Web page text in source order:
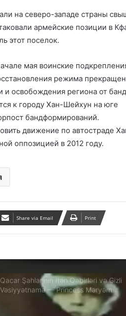
на северо-западе страны
армейские позиции в
этот поселок.
мая воинские
режима
и освобождения региона от банд
к городу Хан-Шейхун на юге
бандформирований.
движение по автостраде
оппозицией в 2012 году.
Share via Email Print
biganəlik faktları çoxalır
Milli Təhlükəsizlik Şurasının iclası
keçirilib.
Təbrizdə səkkiz vilayətin sənətçilərinin
BMT-yə Xameneinin cinayətkarları
Qacar Şahlarının İtən Qəbirləri və Gizli
Vəsiyyətnamə — Princess Məryəm
Fəruqi Qacar ilə Özəl Müsahibə